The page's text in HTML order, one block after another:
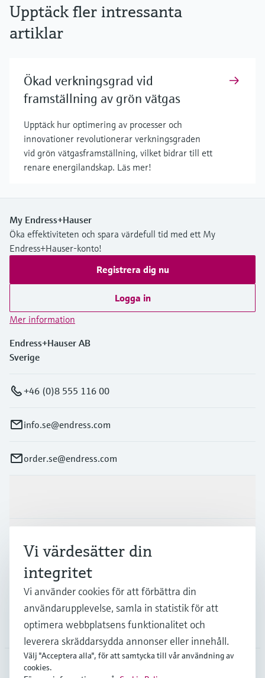
Upptäck fler intressanta
artiklar
Ökad verkningsgrad vid
framställning av grön vätgas
Upptäck hur optimering av processer och
innovationer revolutionerar verkningsgraden
vid grön vätgasframställning, vilket bidrar till ett
renare energilandskap. Läs mer!
My Endress+Hauser
Öka effektiviteten och spara värdefull tid med ett My
Endress+Hauser-konto!
Registrera dig nu
Logga in
Mer information
Endress+Hauser AB
Sverige
+46 (0)8 555 116 00
info.se@endress.com
order.se@endress.com
Företag
Vi värdesätter din
integritet
Vi använder cookies för att förbättra din
användarupplevelse, samla in statistik för att
optimera webbplatsens funktionalitet och
leverera skräddarsydda annonser eller innehåll.
Välj "Acceptera alla", för att samtycka till vår användning av
cookies.